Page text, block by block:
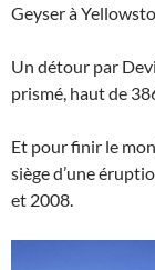
Geyser à
Un détour par
prismé, haut de
Et pour finir le
siège d’une
et 2008.